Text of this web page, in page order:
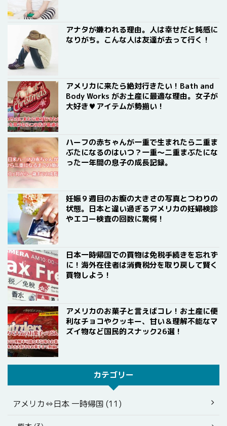
アナタが嫌われる理由。人は幸せだと鈍感に
なりがち。こんな人は友達が去って行く！
アメリカに来たら絶対行きたい！Bath and
Body Works がお土産に最適な理由。女子が
大好き♥アイテムが勢揃い！
ハーフの赤ちゃんが一重で生まれたら二重ま
ぶたになるのはいつ？一重〜二重まぶたにな
った一年間の息子の成長記録。
妊娠９週目のお腹の大きさの写真とつわりの
状態。日本と違い過ぎるアメリカの妊婦検診
やエコー検査の回数に驚愕！
日本一時帰国での買物は免税手続きを忘れず
に！海外在住者は消費税分を取り戻して賢く
買物しよう！
アメリカのお菓子と言えばコレ！お土産に便
利なチョコやクッキー、甘い＆理解不能なマ
ズイ物など国民的スナック26選！
カテゴリー
アメリカ⇔日本 一時帰国 (11)